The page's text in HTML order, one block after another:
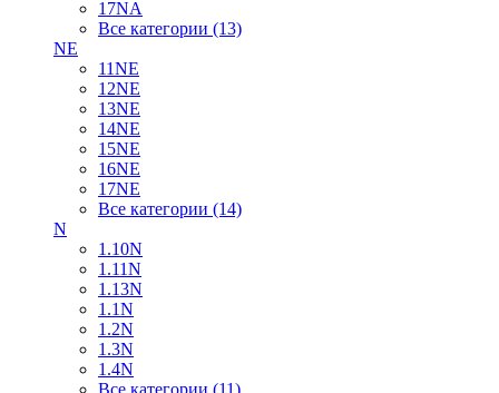
17NA
Все категории (13)
NE
11NE
12NE
13NE
14NE
15NE
16NE
17NE
Все категории (14)
N
1.10N
1.11N
1.13N
1.1N
1.2N
1.3N
1.4N
Все категории (11)